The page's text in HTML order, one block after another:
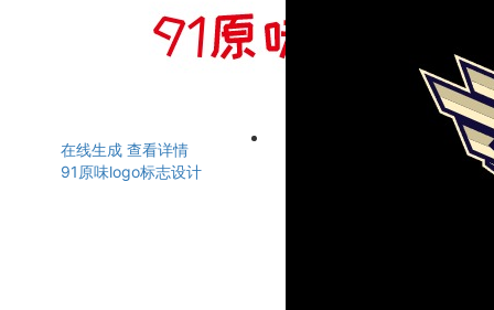
在线生成 查看详情
91原味logo标志设计